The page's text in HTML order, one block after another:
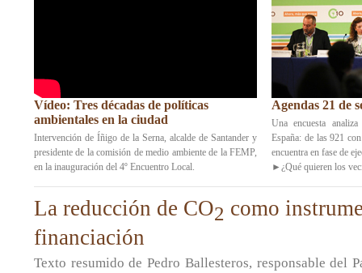
Vídeo: Tres décadas de políticas
ambientales en la ciudad
Intervención de Íñigo de la Serna, alcalde de Santander y
presidente de la comisión de medio ambiente de la FEMP,
en la inauguración del 4º Encuentro Local.
Agendas 21 de
Una encuesta
España: de las 921
encuentra en fase de
►¿Qué quieren los
La reducción de CO2 como
financiación
Texto resumido de Pedro Ballesteros, responsable del